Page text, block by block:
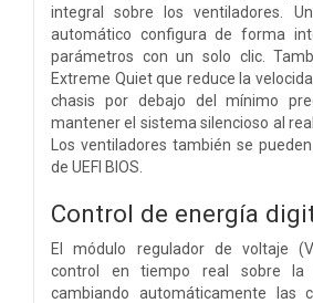
integral sobre los ventiladores.
automático configura de forma
parámetros con un solo clic.
Extreme Quiet que reduce la
chasis por debajo del mínimo
mantener el sistema silencioso al
Los ventiladores también se
de UEFI BIOS.
Control de energía
El módulo regulador de voltaje
control en tiempo real sobre la
cambiando automáticamente las